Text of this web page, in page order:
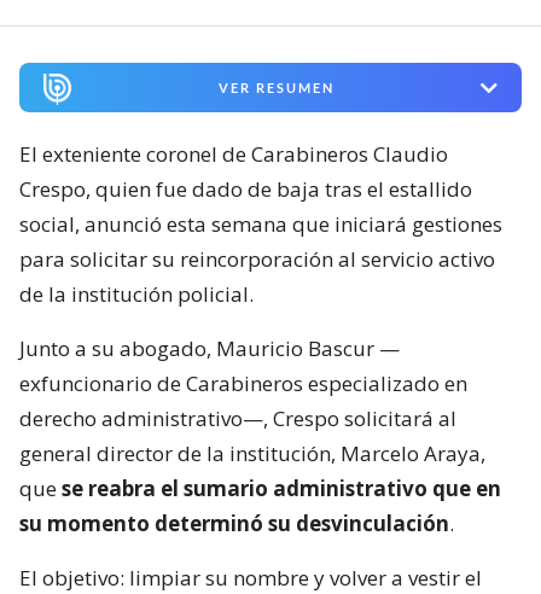
VER RESUMEN
El exteniente coronel de Carabineros Claudio
Crespo, quien fue dado de baja tras el estallido
social, anunció esta semana que iniciará gestiones
para solicitar su reincorporación al servicio activo
de la institución policial.
Junto a su abogado, Mauricio Bascur —
exfuncionario de Carabineros especializado en
derecho administrativo—, Crespo solicitará al
general director de la institución, Marcelo Araya,
quese reabra el sumario administrativo que en
su momento determinó su desvinculación.
El objetivo: limpiar su nombre y volver a vestir el